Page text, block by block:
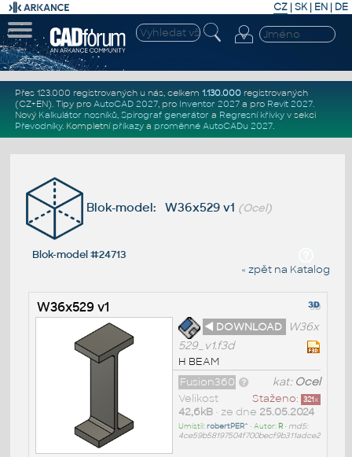
CZ | SK| EN | DE
Přes 123.000 registrovaných u nás, celkem 1.130.000registrovaných
(CZ+EN). Tipy pro AutoCAD 2027, pro Inventor 2027a pro Revit 2027.
Nový Kalkulátor nosníků, Spirograf generátor a Regresní křivkyv sekci
Převodníky. Kompletní příkazya proměnné AutoCADu 2027.
Blok-model: W36x529 v1 (Ocel)
Blok-model #24713
« zpět na Katalog
W36x529 v1
◄ DOWNLOAD
W36x
529_v1.f3d
H BEAM
kat: Ocel
Fusion360
Staženo: 321x
Velikost
42,6kB• ze dne 25.05.2024
Umístil:robertPER^ • Autor: R• md5:
4ce59b58197504f700becf9b311adce2